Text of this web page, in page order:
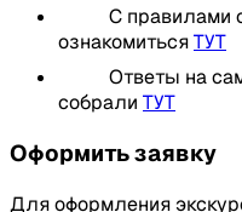
Сборы
Страховка
Пляжная сумка
ластами,
коврик для отдыха
Не включено:
16:50
Прибытие в
18:00-19:00
С правилами
ознакомитьсяТУТ
Ответы на
собрали ТУТ
Оформить заявку
Для оформления